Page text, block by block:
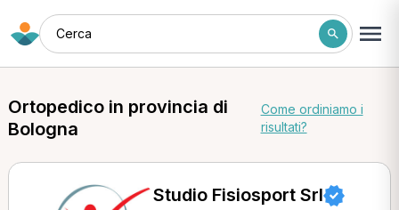
Cerca
Ortopedico in provincia di
Bologna
Come ordiniamo i
risultati?
Studio Fisiosport Srl